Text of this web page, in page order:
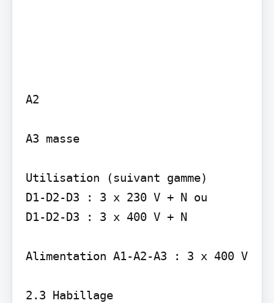
A2
A3 masse
Utilisation (suivant gamme)
D1-D2-D3 : 3 x 230 V + N ou
D1-D2-D3 : 3 x 400 V + N
Alimentation A1-A2-A3 : 3 x 400 V
2.3 Habillage